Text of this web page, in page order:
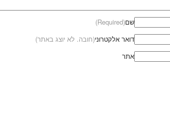
שם(Required)
דואר אלקטרוני(חובה. לא יוצג באתר)
אתר